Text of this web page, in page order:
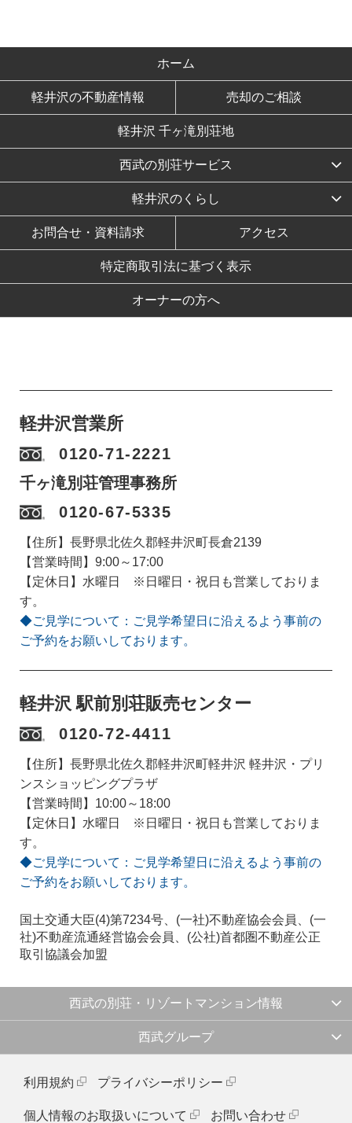
ホーム
軽井沢の不動産情報 売却のご相談
軽井沢 千ヶ滝別荘地
西武の別荘サービス
軽井沢のくらし
お問合せ・資料請求 アクセス
特定商取引法に基づく表示
オーナーの方へ
軽井沢営業所
0120-71-2221
千ヶ滝別荘管理事務所
0120-67-5335
【住所】長野県北佐久郡軽井沢町長倉2139
【営業時間】9:00～17:00
【定休日】水曜日 ※日曜日・祝日も営業しておりま
す。
◆ご見学について：ご見学希望日に沿えるよう事前の
ご予約をお願いしております。
軽井沢 駅前別荘販売センター
0120-72-4411
【住所】長野県北佐久郡軽井沢町軽井沢 軽井沢・プリ
ンスショッピングプラザ
【営業時間】10:00～18:00
【定休日】水曜日 ※日曜日・祝日も営業しておりま
す。
◆ご見学について：ご見学希望日に沿えるよう事前の
ご予約をお願いしております。
国土交通大臣(4)第7234号、(一社)不動産協会会員、(一
社)不動産流通経営協会会員、(公社)首都圏不動産公正
取引協議会加盟
西武の別荘・リゾートマンション情報
西武グループ
利用規約 プライバシーポリシー
個人情報のお取扱いについて お問い合わせ